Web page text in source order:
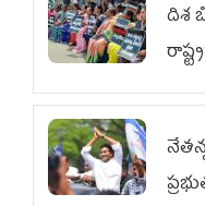
దిశ